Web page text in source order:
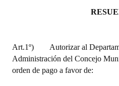
Premio al Mérito - Registro
Mujeres que Dejaron Huellas -
Periodistas Decanos - Registro
Art.1º)
Autorizar al
Administración del Concejo
orden de pago a favor de: